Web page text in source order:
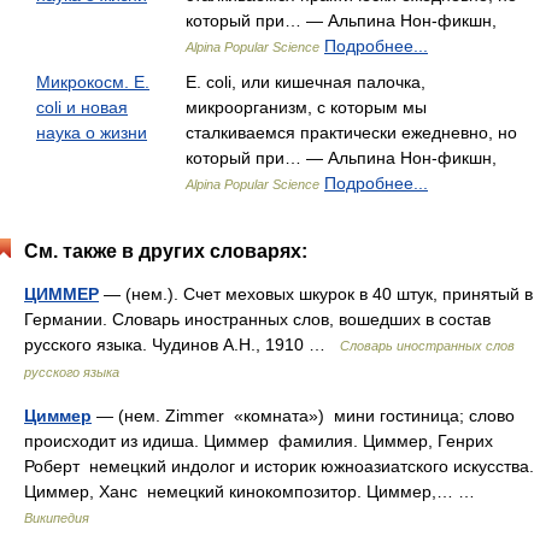
который при… — Альпина Нон-фикшн,
Alpina Popular Science Подробнее...
Микрокосм. Е.
coli и новая
наука о жизни
E. coli, или кишечная палочка,
микроорганизм, с которым мы
сталкиваемся практически ежедневно, но
который при… — Альпина Нон-фикшн,
Alpina Popular Science Подробнее...
См. также в других словарях:
ЦИММЕР — (нем.). Счет меховых шкурок в 40 штук, принятый в
Германии. Словарь иностранных слов, вошедших в состав
русского языка. Чудинов А.Н., 1910 …
Словарь иностранных слов
русского языка
Циммер — (нем. Zimmer «комната») мини гостиница; слово
происходит из идиша. Циммер фамилия. Циммер, Генрих
Роберт немецкий индолог и историк южноазиатского искусства.
Циммер, Ханс немецкий кинокомпозитор. Циммер,… …
Википедия